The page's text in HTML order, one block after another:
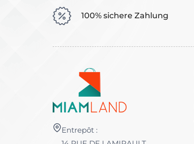
100% sichere Zahlung
Entrepôt :